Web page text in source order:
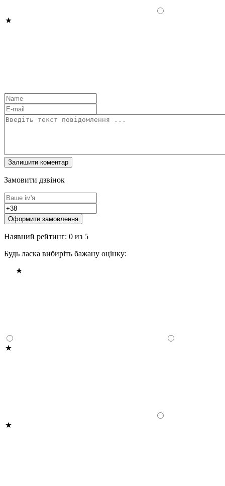
Замовити дзвінок
Оформити замовлення
Наявний рейтинг: 0 из 5
Будь ласка вибиріть бажану оцінку: